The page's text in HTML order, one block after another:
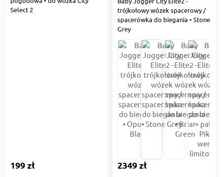
Select 2
199 zł
trójkołowy wózek spacerowy /
spacerówka do biegania • Stone
Grey
2349 zł